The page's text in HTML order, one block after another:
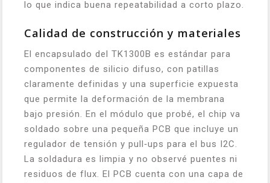
lo que indica buena repeatabilidad a corto plazo.
Calidad de construcción y materiales
El encapsulado del TK1300B es estándar para
componentes de silicio difuso, con patillas
claramente definidas y una superficie expuesta
que permite la deformación de la membrana
bajo presión. En el módulo que probé, el chip va
soldado sobre una pequeña PCB que incluye un
regulador de tensión y pull‑ups para el bus I2C.
La soldadura es limpia y no observé puentes ni
residuos de flux. El PCB cuenta con una capa de